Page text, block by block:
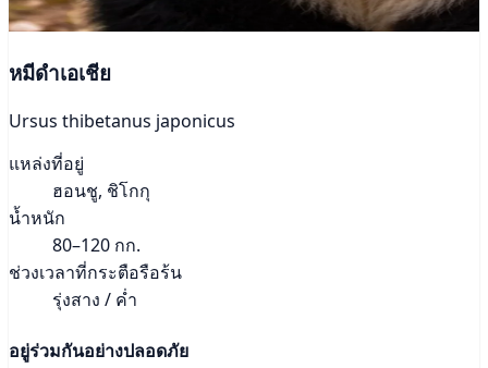
หมีดำเอเชีย
Ursus thibetanus japonicus
แหล่งที่อยู่
ฮอนชู, ชิโกกุ
น้ำหนัก
80–120 กก.
ช่วงเวลาที่กระตือรือร้น
รุ่งสาง / ค่ำ
อยู่ร่วมกันอย่างปลอดภัย